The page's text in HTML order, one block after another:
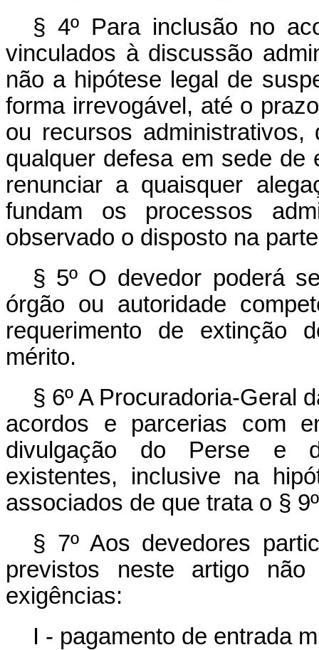
§ 4º Para inclusão no
vinculados à discussão
não a hipótese legal de
forma irrevogável, até o
ou recursos
qualquer defesa em sede de
renunciar a quaisquer
fundam os processos
observado o disposto na
§ 5º O devedor poderá
órgão ou autoridade
requerimento de extinção
mérito.
§ 6º A Procuradoria-Geral
acordos e parcerias com
divulgação do Perse e
existentes, inclusive na
associados de que trata o §
§ 7º Aos devedores
previstos neste artigo
exigências:
I - pagamento de entrada